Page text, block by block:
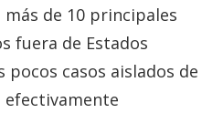
más de 10 principales
fuera de Estados
pocos casos aislados de
efectivamente